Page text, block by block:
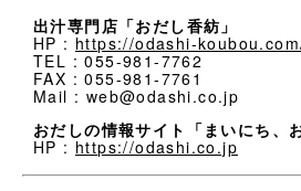
出汁専門店「おだし香紡」
HP : https://odashi-
TEL : 055-981-7762
FAX : 055-981-7761
Mail : web@odashi.co.jp
おだしの情報サイト「まいにち、
HP : https://odashi.co.jp